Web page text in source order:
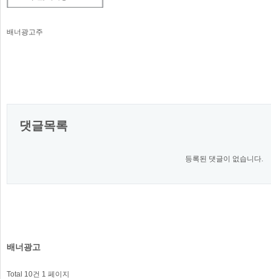
배너광고주
댓글목록
등록된 댓글이 없습니다.
배너광고
Total 10건 1 페이지